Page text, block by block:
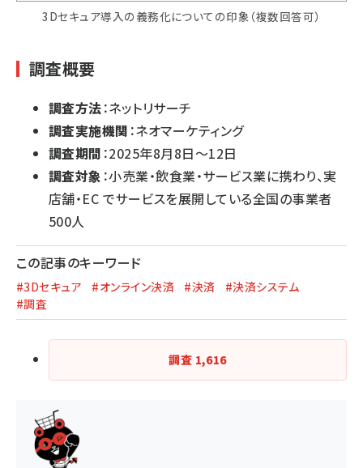
3Dセキュア導入の義務化についての印象（複数回答可）
調査概要
調査方法：ネットリサーチ
調査実施機関 ：ネオマーケティング
調査期間 ：2025年8月8日～12日
調査対象 ：小売業・飲食業・サービス業に携わり、実
店舗・EC でサービスを展開している全国の事業者
500人
この記事のキーワード
#3Dセキュア #オンライン決済 #決済
#決済システム
#調査
調査 1,616